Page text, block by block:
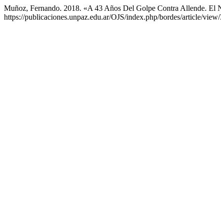
Muñoz, Fernando. 2018. «A 43 Años Del Golpe Contra Allende. El
https://publicaciones.unpaz.edu.ar/OJS/index.php/bordes/article/